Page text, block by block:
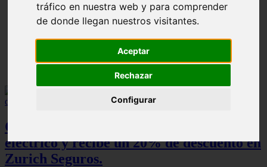
tráfico en nuestra web y para comprender
de donde llegan nuestros visitantes.
Aceptar
Rechazar
Configurar
▷ Zona Azul Córdoba 《 Horarios y Tarifas 2024 》
Calcula y contrata tu seguro de coche
eléctrico y recibe un 20% de descuento en
Zurich Seguros.